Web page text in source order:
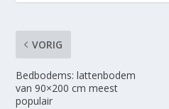
VORIG
Bedbodems: lattenbodem
van 90×200 cm meest
populair